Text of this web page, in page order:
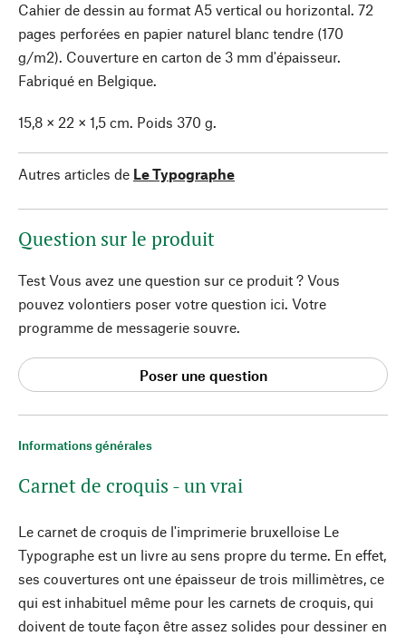
Informations générales
Carnet de croquis - un vrai
Le carnet de croquis de l'imprimerie bruxelloise Le
Typographe est un livre au sens propre du terme. En effet,
ses couvertures ont une épaisseur de trois millimètres, ce
qui est inhabituel même pour les carnets de croquis, qui
doivent de toute façon être assez solides pour dessiner en
Cahier de dessin au format A5 vertical ou horizontal. 72
pages perforées en papier naturel blanc tendre (170
g/m2). Couverture en carton de 3 mm d'épaisseur.
Fabriqué en Belgique.
15,8 × 22 × 1,5 cm. Poids 370 g.
Autres articles de Le Typographe
Question sur le produit
Test Vous avez une question sur ce produit ? Vous
pouvez volontiers poser votre question ici. Votre
programme de messagerie souvre.
Poser une question